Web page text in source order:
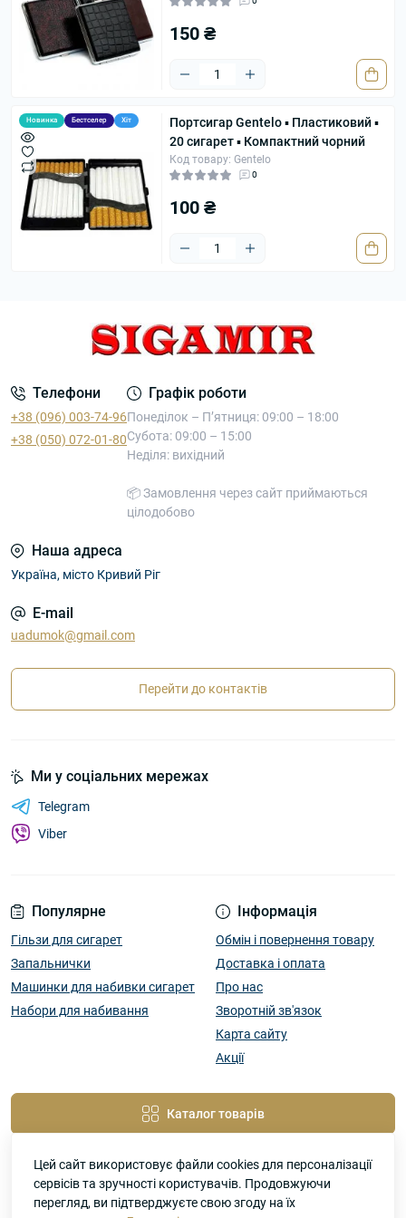
150 ₴
Новинка Бестселер Хіт
Портсигар Gentelo ▪ Пластиковий ▪
20 сигарет ▪ Компактний чорний
Код товару: Gentelo
0
100 ₴
Телефони
+38 (096) 003-74-96
+38 (050) 072-01-80
Графік роботи
Понеділок – П’ятниця: 09:00 – 18:00
Субота: 09:00 – 15:00
Неділя: вихідний
📦 Замовлення через сайт приймаються
цілодобово
Наша адреса
Україна, місто Кривий Ріг
E-mail
uadumok@gmail.com
Перейти до контактів
Популярне
Гільзи для сигарет
Запальнички
Машинки для набивки сигарет
Набори для набивання
Інформація
Обмін і повернення товару
Доставка і оплата
Про нас
Зворотній зв'язок
Карта сайту
Акції
Каталог товарів
Ми у соціальних мережах
Telegram
Viber
Цей сайт використовує файли cookies для персоналізації
сервісів та зручності користувачів. Продовжуючи
перегляд, ви підтверджуєте свою згоду на їх